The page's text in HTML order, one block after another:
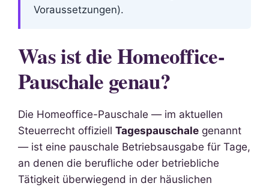
Voraussetzungen).
Was ist die Homeoffice-
Pauschale genau?
Die Homeoffice-Pauschale — im aktuellen
Steuerrecht offiziell Tagespauschale genannt
— ist eine pauschale Betriebsausgabe für Tage,
an denen die berufliche oder betriebliche
Tätigkeit überwiegend in der häuslichen